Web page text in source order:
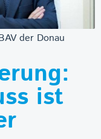
der Donau
ist